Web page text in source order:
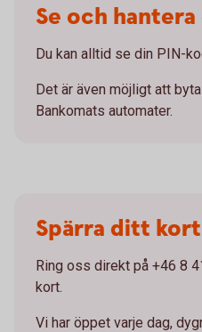
Se och
Du kan alltid se din PIN-
Det är även möjligt att
Bankomats automater.
Spärra ditt kort
Ring oss direkt på +46 8
kort.
Vi har öppet varje dag,